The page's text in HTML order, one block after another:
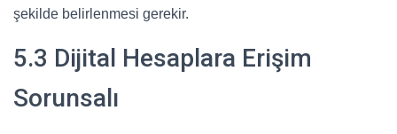
şekilde belirlenmesi gerekir.
5.3 Dijital Hesaplara Erişim
Sorunsalı